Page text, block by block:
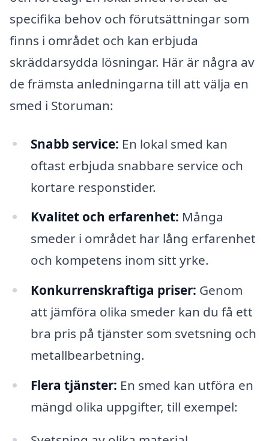
specifika behov och förutsättningar som
finns i området och kan erbjuda
skräddarsydda lösningar. Här är några av
de främsta anledningarna till att välja en
smed i Storuman:
Snabb service: En lokal smed kan
oftast erbjuda snabbare service och
kortare responstider.
Kvalitet och erfarenhet: Många
smeder i området har lång erfarenhet
och kompetens inom sitt yrke.
Konkurrenskraftiga priser: Genom
att jämföra olika smeder kan du få ett
bra pris på tjänster som svetsning och
metallbearbetning.
Flera tjänster: En smed kan utföra en
mängd olika uppgifter, till exempel: